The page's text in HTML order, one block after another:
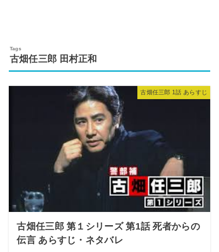
古畑任三郎 田村正和
古畑任三郎 1話 あらすじ
古畑任三郎 第１シリーズ 第1話 死者からの
伝言 あらすじ・ネタバレ